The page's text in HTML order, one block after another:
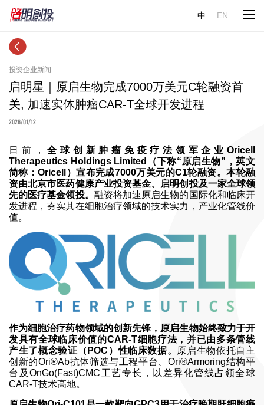
中 EN
投资企业新闻
启明星｜原启生物完成7000万美元C轮融资首
关, 加速实体肿瘤CAR-T全球开发进程
2026/01/12
日前，全球创新肿瘤免疫疗法领军企业Oricell
Therapeutics Holdings Limited（下称“原启生物”，英文
简称：Oricell）宣布完成7000万美元的C1轮融资。本轮融
资由北京市医药健康产业投资基金、启明创投及一家全球领
先的医疗基金领投。 融资将加速原启生物的国际化和临床开
发进程，夯实其在细胞治疗领域的技术实力，产业化管线价
值。
作为细胞治疗药物领域的创新先锋，原启生物始终致力于开
发具有全球临床价值的CAR-T细胞疗法，并已由多条管线
产生了概念验证（POC）性临床数据。 原启生物依托自主
创新的Ori®Ab抗体筛选与工程平台、Ori®Armoring结构平
台及OnGo(Fast)CMC工艺专长，以差异化管线占领全球
CAR-T技术高地。